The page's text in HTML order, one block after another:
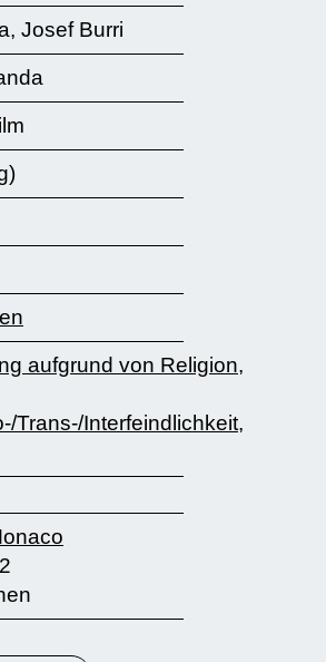
Josef Burri
aufgrund von Religion,
Trans-/Interfeindlichkeit,